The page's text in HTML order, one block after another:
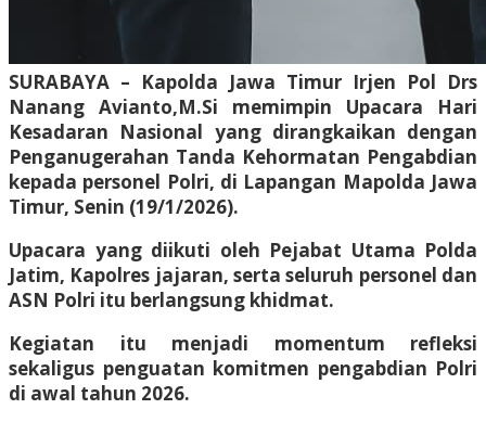
SURABAYA – Kapolda Jawa Timur Irjen Pol Drs
Nanang Avianto,M.Si memimpin Upacara Hari
Kesadaran Nasional yang dirangkaikan dengan
Penganugerahan Tanda Kehormatan Pengabdian
kepada personel Polri, di Lapangan Mapolda Jawa
Timur, Senin (19/1/2026).
Upacara yang diikuti oleh Pejabat Utama Polda
Jatim, Kapolres jajaran, serta seluruh personel dan
ASN Polri itu berlangsung khidmat.
Kegiatan itu menjadi momentum refleksi
sekaligus penguatan komitmen pengabdian Polri
di awal tahun 2026.